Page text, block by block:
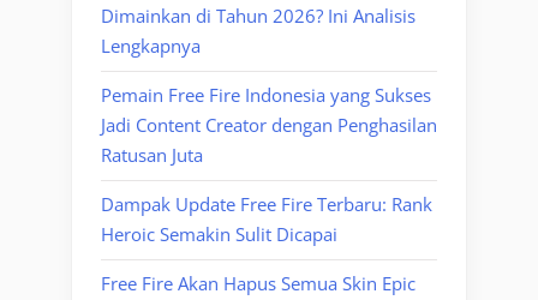
Dimainkan di Tahun 2026? Ini Analisis
Lengkapnya
Pemain Free Fire Indonesia yang Sukses
Jadi Content Creator dengan Penghasilan
Ratusan Juta
Dampak Update Free Fire Terbaru: Rank
Heroic Semakin Sulit Dicapai
Free Fire Akan Hapus Semua Skin Epic